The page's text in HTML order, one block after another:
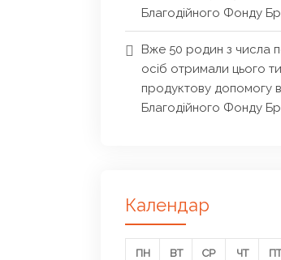
Благодійного Фонду
Вже 50 родин з числа
осіб отримали цього
продуктову допомогу
Благодійного Фонду
Календар
ПН ВТ СР ЧТ ПТ